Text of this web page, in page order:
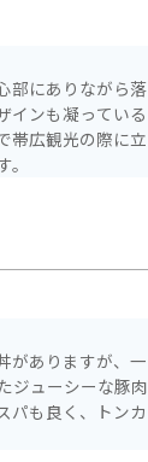
部にありながら落
インも凝っている
帯広観光の際に立
がありますが、一
ジューシーな豚肉
パも良く、トンカ